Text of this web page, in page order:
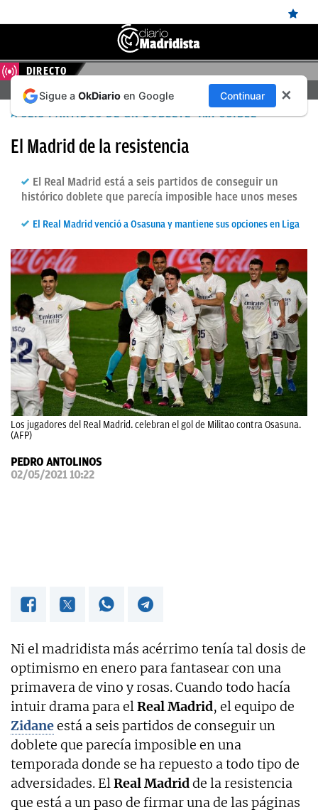
ÚLTIMAS
NOTICIAS
MADRID
BALONCESTO
CANTERA
FICHAJES
DIRECTO
FEMENINO
PAPARAZZI
OKDIARIO
DIRECTO
FERENCVAROS – REAL MADRID, EN DIRECTO HOY
A SEIS PARTIDOS DE UN DOBLETE 'IMPOSIBLE'
El Madrid de la resistencia
El Real Madrid está a seis partidos de conseguir un
histórico doblete que parecía imposible hace unos meses
El Real Madrid venció a Osasuna y mantiene sus opciones en Liga
Los jugadores del Real Madrid. celebran el gol de Militao contra Osasuna.
(AFP)
PEDRO ANTOLINOS
02/05/2021 10:22
Ni el madridista más acérrimo tenía tal dosis de
optimismo en enero para fantasear con una
primavera de vino y rosas. Cuando todo hacía
intuir drama para elReal Madrid, el equipo de
Zidaneestá a seis partidos de conseguir un
doblete que parecía imposible en una
temporada donde se ha repuesto a todo tipo de
adversidades. ElReal Madridde la resistencia
que está a un paso de firmar una de las páginas
Sigue a OkDiario en Google Continuar ✕